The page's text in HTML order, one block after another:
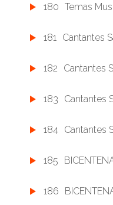
180 Temas
181 Cantantes
182 Cantantes
183 Cantantes
184 Cantantes
185
186